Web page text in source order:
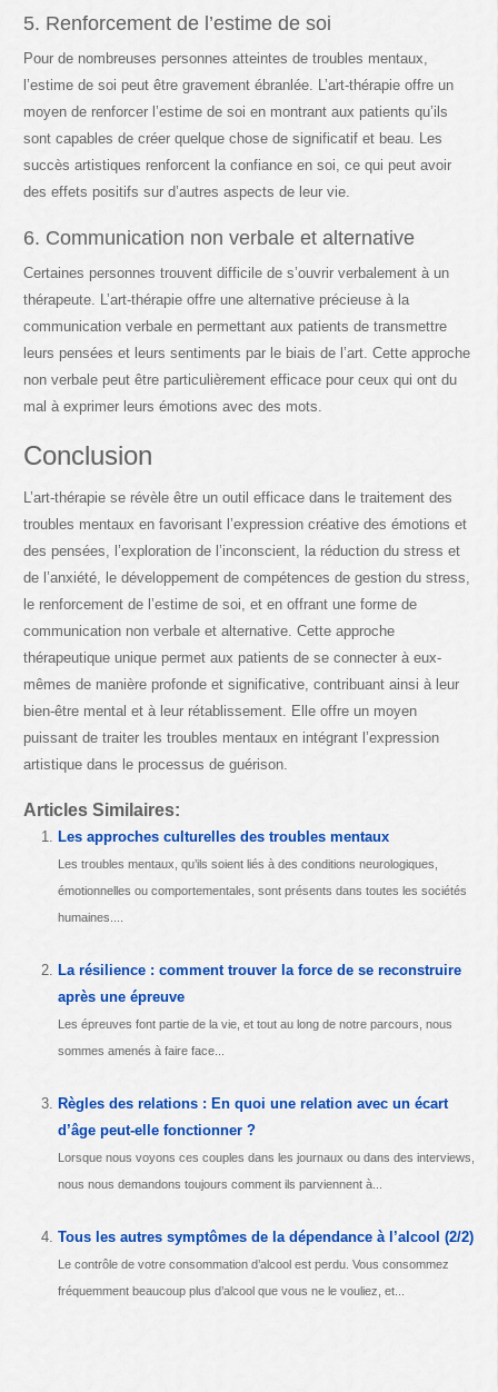
5. Renforcement de l’estime de soi
Pour de nombreuses personnes atteintes de troubles mentaux,
l’estime de soi peut être gravement ébranlée. L’art-thérapie offre un
moyen de renforcer l’estime de soi en montrant aux patients qu’ils
sont capables de créer quelque chose de significatif et beau. Les
succès artistiques renforcent la confiance en soi, ce qui peut avoir
des effets positifs sur d’autres aspects de leur vie.
6. Communication non verbale et alternative
Certaines personnes trouvent difficile de s’ouvrir verbalement à un
thérapeute. L’art-thérapie offre une alternative précieuse à la
communication verbale en permettant aux patients de transmettre
leurs pensées et leurs sentiments par le biais de l’art. Cette approche
non verbale peut être particulièrement efficace pour ceux qui ont du
mal à exprimer leurs émotions avec des mots.
Conclusion
L’art-thérapie se révèle être un outil efficace dans le traitement des
troubles mentaux en favorisant l’expression créative des émotions et
des pensées, l’exploration de l’inconscient, la réduction du stress et
de l’anxiété, le développement de compétences de gestion du stress,
le renforcement de l’estime de soi, et en offrant une forme de
communication non verbale et alternative. Cette approche
thérapeutique unique permet aux patients de se connecter à eux-
mêmes de manière profonde et significative, contribuant ainsi à leur
bien-être mental et à leur rétablissement. Elle offre un moyen
puissant de traiter les troubles mentaux en intégrant l’expression
artistique dans le processus de guérison.
Articles Similaires:
Les approches culturelles des troubles mentaux
Les troubles mentaux, qu’ils soient liés à des conditions neurologiques,
émotionnelles ou comportementales, sont présents dans toutes les sociétés
humaines....
La résilience : comment trouver la force de se reconstruire
après une épreuve
Les épreuves font partie de la vie, et tout au long de notre parcours, nous
sommes amenés à faire face...
Règles des relations : En quoi une relation avec un écart
d’âge peut-elle fonctionner ?
Lorsque nous voyons ces couples dans les journaux ou dans des interviews,
nous nous demandons toujours comment ils parviennent à...
Tous les autres symptômes de la dépendance à l’alcool (2/2)
Le contrôle de votre consommation d’alcool est perdu. Vous consommez
fréquemment beaucoup plus d’alcool que vous ne le vouliez, et...